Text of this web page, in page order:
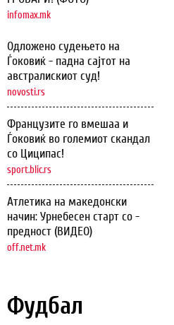
infomax.mk
Одложено судењето на
Ѓоковиќ - падна сајтот на
австралискиот суд!
novosti.rs
Французите го вмешаа и
Ѓоковиќ во големиот скандал
со Циципас!
sport.blic.rs
Атлетика на македонски
начин: Урнебесен старт со -
предност (ВИДЕО)
off.net.mk
Фудбал